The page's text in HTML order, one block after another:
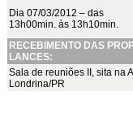
Dia 07/03/2012 – das
13h00min. às 13h10min.
RECEBIMENTO DAS
LANCES:
Sala de reuniões II, sita na
Londrina/PR